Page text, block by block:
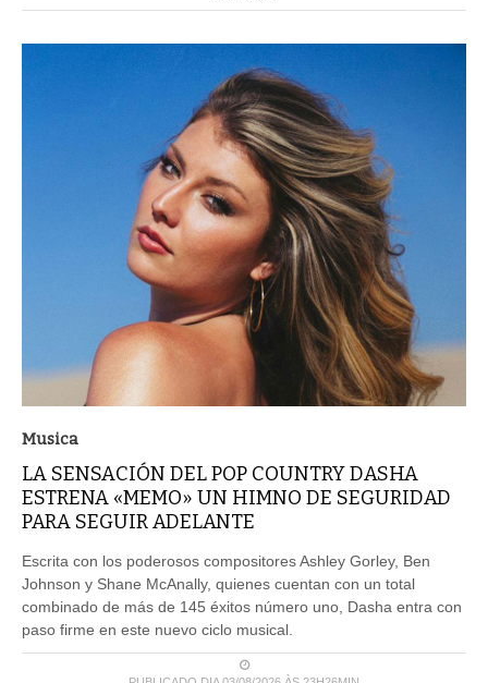
Musica
LA SENSACIÓN DEL POP COUNTRY DASHA
ESTRENA «MEMO» UN HIMNO DE SEGURIDAD
PARA SEGUIR ADELANTE
Escrita con los poderosos compositores Ashley Gorley, Ben
Johnson y Shane McAnally, quienes cuentan con un total
combinado de más de 145 éxitos número uno, Dasha entra con
paso firme en este nuevo ciclo musical.